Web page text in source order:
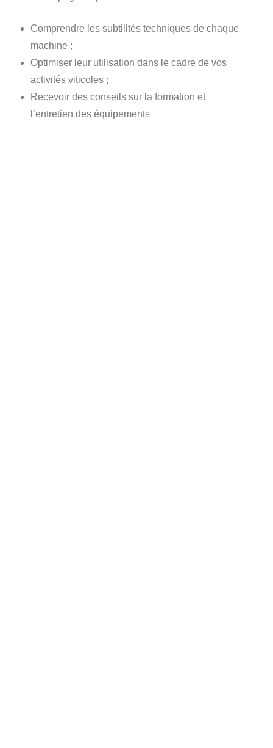
Comprendre les subtilités techniques de chaque
machine ;
Optimiser leur utilisation dans le cadre de vos
activités viticoles ;
Recevoir des conseils sur la formation et
l’entretien des équipements